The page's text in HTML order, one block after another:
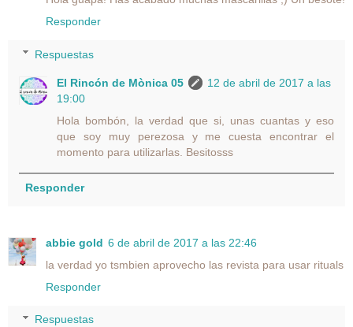
Responder
Respuestas
El Rincón de Mònica 05
12 de abril de 2017 a las
19:00
Hola bombón, la verdad que si, unas cuantas y eso
que soy muy perezosa y me cuesta encontrar el
momento para utilizarlas. Besitosss
Responder
abbie gold 6 de abril de 2017 a las 22:46
la verdad yo tsmbien aprovecho las revista para usar rituals
Responder
Respuestas